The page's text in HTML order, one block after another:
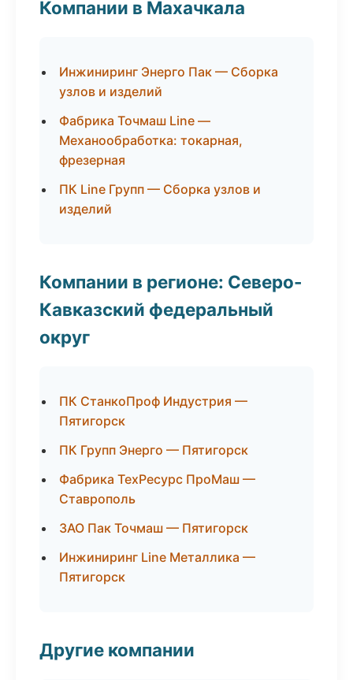
Компании в Махачкала
Инжиниринг Энерго Пак — Сборка
узлов и изделий
Фабрика Точмаш Line —
Механообработка: токарная,
фрезерная
ПК Line Групп — Сборка узлов и
изделий
Компании в регионе: Северо-
Кавказский федеральный
округ
ПК СтанкоПроф Индустрия —
Пятигорск
ПК Групп Энерго — Пятигорск
Фабрика ТехРесурс ПроМаш —
Ставрополь
ЗАО Пак Точмаш — Пятигорск
Инжиниринг Line Металлика —
Пятигорск
Другие компании